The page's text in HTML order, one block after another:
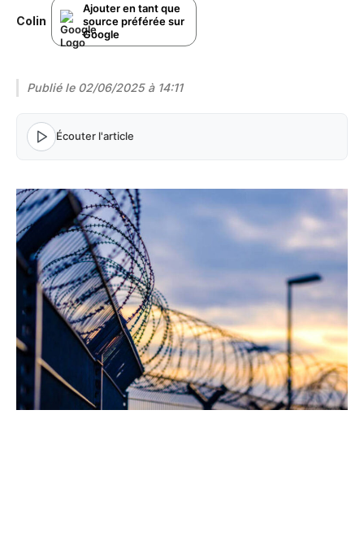
Colin
Ajouter en tant que
source préférée sur
Google
Publié le 02/06/2025 à 14:11
Écouter l'article